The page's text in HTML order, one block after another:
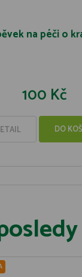
na péči o
100 Kč
DO